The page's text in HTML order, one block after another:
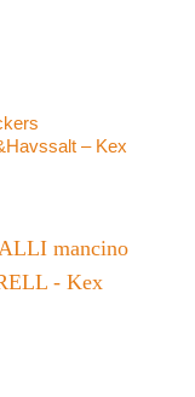
– Kex